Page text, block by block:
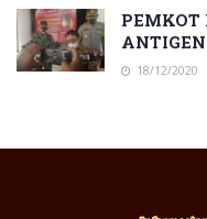
ANTIGEN
18/12/2020